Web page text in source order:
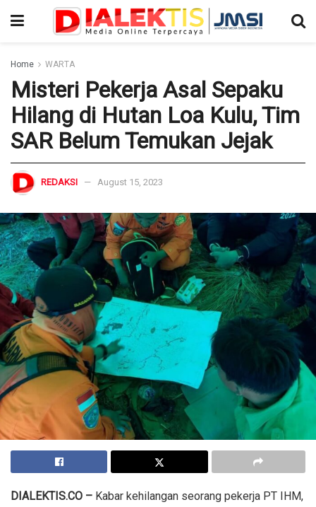
Home WARTA
Misteri Pekerja Asal Sepaku
Hilang di Hutan Loa Kulu, Tim
SAR Belum Temukan Jejak
REDAKSI August 15, 2023
DIALEKTIS.CO – Kabar kehilangan seorang pekerja PT IHM,